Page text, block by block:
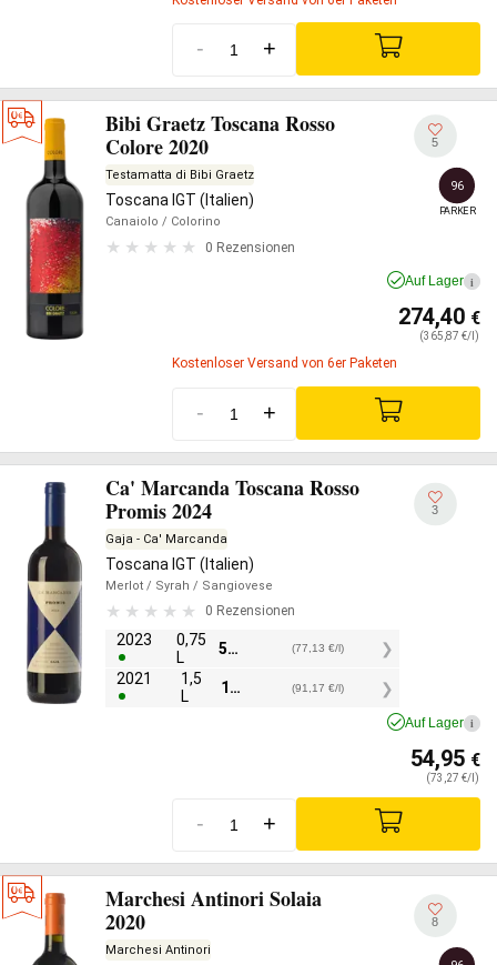
- +
Bibi Graetz Toscana Rosso
Colore 2020
Testamatta di Bibi Graetz
Toscana IGT (Italien)
Canaiolo / Colorino
0 Rezensionen
5
96
PARKER
Auf Lager i
274,40 €
(365,87 €/l)
Kostenloser Versand von 6er Paketen
- +
Ca' Marcanda Toscana Rosso
Promis 2024
Gaja - Ca' Marcanda
Toscana IGT (Italien)
Merlot / Syrah / Sangiovese
0 Rezensionen
2023
0,75
L
57,85 (77,13 €/l)
2021
1,5
L
136,75 (91,17 €/l)
3
Auf Lager i
54,95 €
(73,27 €/l)
- +
Marchesi Antinori Solaia
2020
Marchesi Antinori
8